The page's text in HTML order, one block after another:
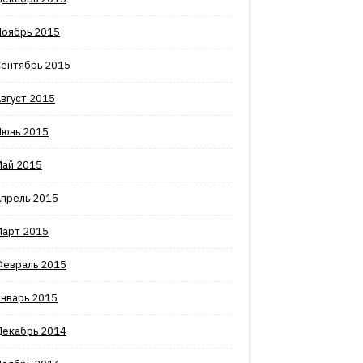
2015
2015
2015
2015
2015
2015
2015
2015
2015
2014